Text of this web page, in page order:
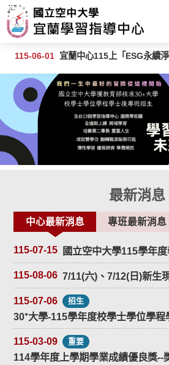
跳到主要內容區塊
:::
115-06-01 宜蘭中心115上「ESG永續
115-04-02 中央選舉委員會訊息：115年地方公職人員選舉訂於115年 11月28日舉行投票，具有我國國籍且年滿18歲者
115-07-13 人生最好的冒險，30歲才正要開始！
最新消息
中心最新消息 專班最新消息
115-07-15
國立空中大學115學年
中心學生代表當選公告
115-08-06 7/11(六)、7/12(日)新生
施。
115-07-06 招生
30⁺大學-115學年度校學士學位學程
專班-招生簡章
115-03-09 重要
114學年度上學期學業成績優良獎--